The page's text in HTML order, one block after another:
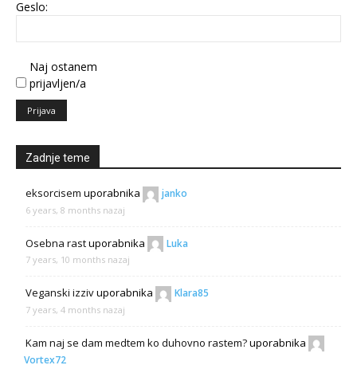
Geslo:
Naj ostanem
prijavljen/a
Prijava
Zadnje teme
eksorcisem uporabnika janko
6 years, 8 months nazaj
Osebna rastuporabnika Luka
7 years, 10 months nazaj
Veganski izzivuporabnika Klara85
7 years, 4 months nazaj
Kam naj se dam medtem ko duhovno rastem?uporabnika
Vortex72